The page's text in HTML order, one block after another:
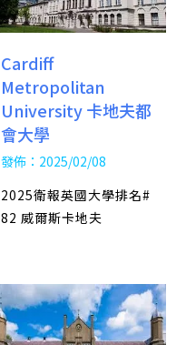
Cardiff
Metropolitan
University 卡地夫都
會大學
發佈：2025/02/08
2025衛報英國大學排名#
82 威爾斯卡地夫